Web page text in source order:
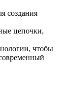
создания
цепочки,
чтобы